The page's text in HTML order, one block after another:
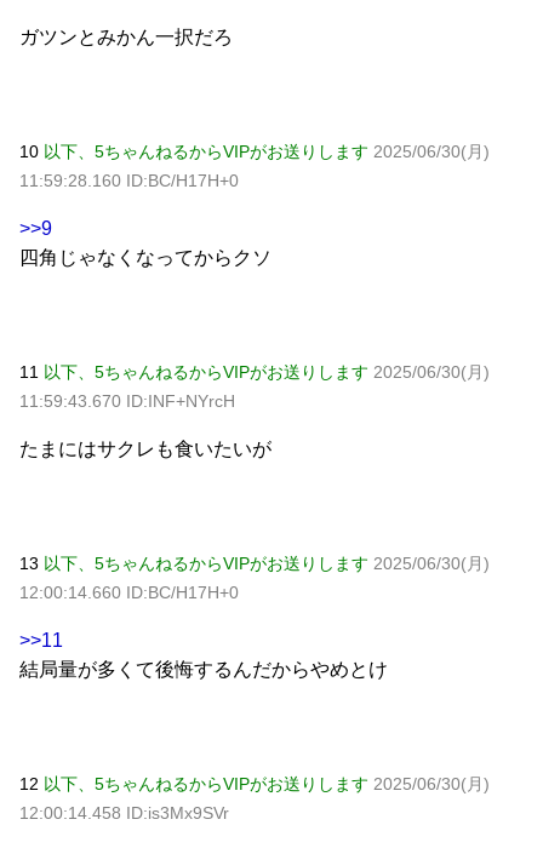
ガツンとみかん一択だろ
10 以下、5ちゃんねるからVIPがお送りします 2025/06/30(月)
11:59:28.160 ID:BC/H17H+0
>>9
四角じゃなくなってからクソ
11 以下、5ちゃんねるからVIPがお送りします 2025/06/30(月)
11:59:43.670 ID:INF+NYrcH
たまにはサクレも食いたいが
13 以下、5ちゃんねるからVIPがお送りします 2025/06/30(月)
12:00:14.660 ID:BC/H17H+0
>>11
結局量が多くて後悔するんだからやめとけ
12 以下、5ちゃんねるからVIPがお送りします 2025/06/30(月)
12:00:14.458 ID:is3Mx9SVr